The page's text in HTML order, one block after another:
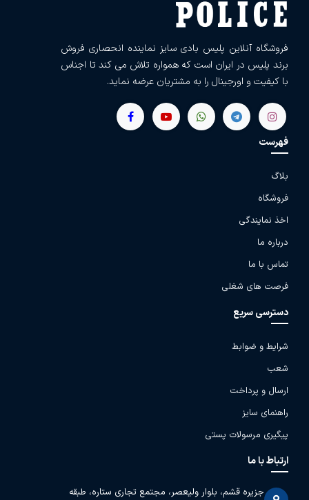
فروشگاه آنلاین پلیس بادی سایز نماینده انحصاری فروش
برند پلیس در ایران است که همواره تلاش می کند تا اجناس
با کیفیت و اورجینال را به مشتریان عرضه نماید.
فهرست
بلاگ
فروشگاه
اخذ نمایندگی
درباره ما
تماس با ما
فرصت های شغلی
دسترسی سریع
شرایط و ضوابط
شعب
ارسال و پرداخت
راهنمای سایز
پیگیری مرسولات پستی
ارتباط با ما
جزیره قشم، بلوار ولیعصر، مجتمع تجاری ستاره، طبقه